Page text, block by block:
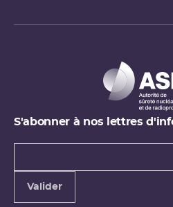
S'abonner à nos lettres
Types de
Valider